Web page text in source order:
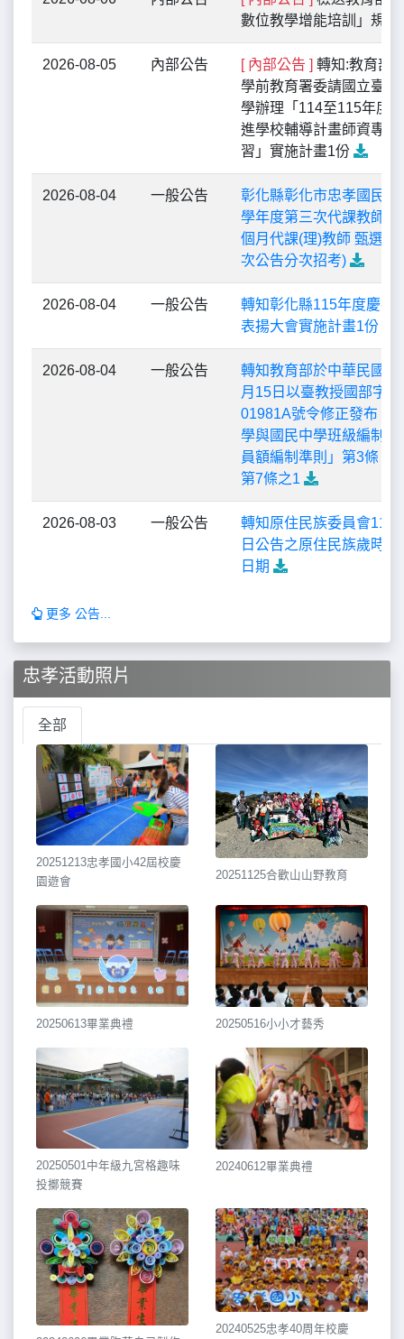
數位教學增能培訓」規劃
2026-08-05 內部公告 [ 內部公告 ] 轉知:教育部
學前教育署委請國立臺灣
學辦理「114至115年度
進學校輔導計畫師資專業
習」實施計畫1份
2026-08-04 一般公告
彰化縣彰化市忠孝國民小
學年度第三次代課教師、
個月代課(理)教師 甄選簡
次公告分次招考)
2026-08-04 一般公告
轉知彰化縣115年度慶祝
表揚大會實施計畫1份
2026-08-04 一般公告
轉知教育部於中華民國
月15日以臺教授國部字
01981A號令修正發布「
學與國民中學班級編制及
員額編制準則」第3條、
第7條之1
2026-08-03 一般公告
轉知原住民族委員會115
日公告之原住民族歲時祭
日期
更多 公告...
忠孝活動照片
全部
20251213忠孝國小42屆校慶
園遊會
20251125合歡山山野教育
20250613畢業典禮 20250516小小才藝秀
20250501中年級九宮格趣味
投擲競賽
20240612畢業典禮
20240525忠孝40周年校慶